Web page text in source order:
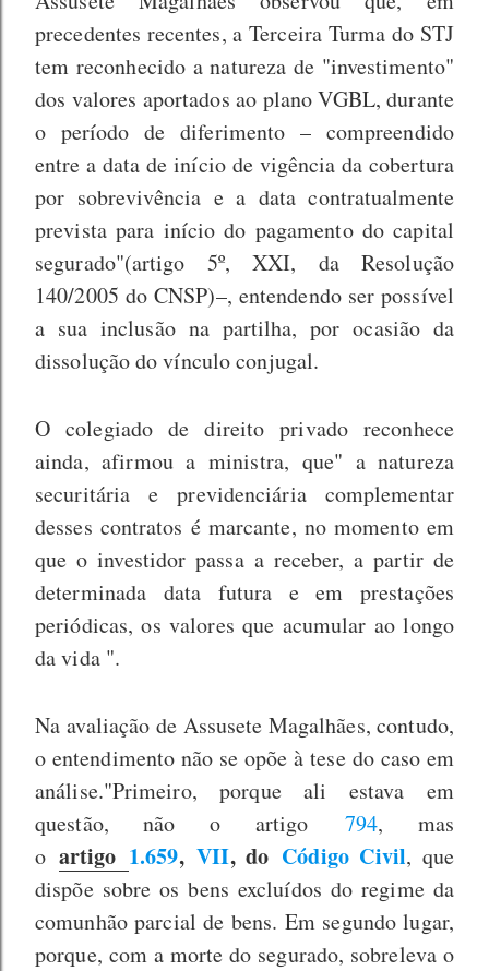
precedentes recentes, a Terceira Turma do STJ
tem reconhecido a natureza de "investimento"
dos valores aportados ao plano VGBL, durante
o período de diferimento – compreendido
entre a data de início de vigência da cobertura
por sobrevivência e a data contratualmente
prevista para início do pagamento do capital
segurado"(artigo 5º, XXI, da Resolução
140/2005 do CNSP)–, entendendo ser possível
a sua inclusão na partilha, por ocasião da
dissolução do vínculo conjugal.
O colegiado de direito privado reconhece
ainda, afirmou a ministra, que" a natureza
securitária e previdenciária complementar
desses contratos é marcante, no momento em
que o investidor passa a receber, a partir de
determinada data futura e em prestações
periódicas, os valores que acumular ao longo
da vida ".
Na avaliação de Assusete Magalhães, contudo,
o entendimento não se opõe à tese do caso em
análise."Primeiro, porque ali estava em
questão, não o artigo 794, mas
o artigo 1.659,VII, do Código Civil, que
dispõe sobre os bens excluídos do regime da
comunhão parcial de bens. Em segundo lugar,
porque, com a morte do segurado, sobreleva o